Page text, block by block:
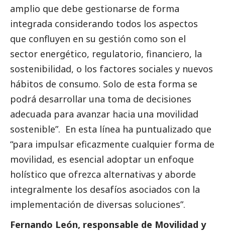
amplio que debe gestionarse de forma
integrada considerando todos los aspectos
que confluyen en su gestión como son el
sector energético, regulatorio, financiero, la
sostenibilidad, o los factores sociales y nuevos
hábitos de consumo. Solo de esta forma se
podrá desarrollar una toma de decisiones
adecuada para avanzar hacia una movilidad
sostenible”. En esta línea ha puntualizado que
“para impulsar eficazmente cualquier forma de
movilidad, es esencial adoptar un enfoque
holístico que ofrezca alternativas y aborde
integralmente los desafíos asociados con la
implementación de diversas soluciones”.
Fernando León, responsable de Movilidad y